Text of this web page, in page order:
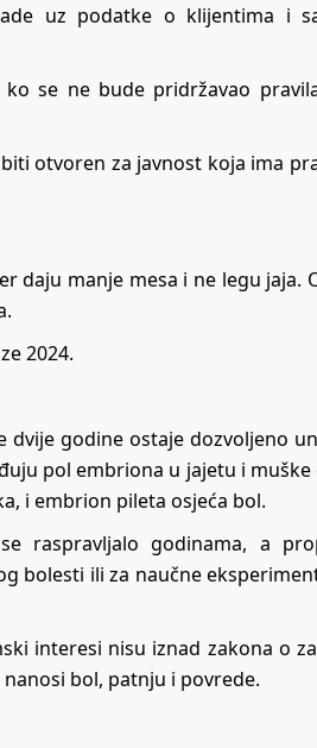
uz podatke o klijentima i
se ne bude pridržavao
otvoren za javnost koja ima
daju manje mesa i ne legu jaja.
2024.
godine ostaje dozvoljeno
pol embriona u jajetu i muške
i embrion pileta osjeća bol.
raspravljalo godinama, a
bolesti ili za naučne
interesi nisu iznad zakona o
bol, patnju i povrede.